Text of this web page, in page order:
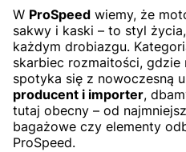
W ProSpeed wiemy, że
sakwy i kaski – to styl życia,
każdym drobiazgu.
skarbiec rozmaitości, gdzie
spotyka się z nowoczesną
producent i importer,
tutaj obecny – od
bagażowe czy elementy
ProSpeed.